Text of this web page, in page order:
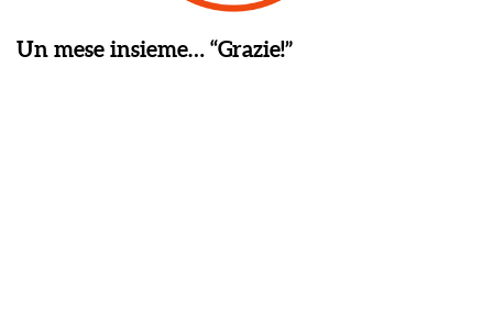
Un mese insieme… “Grazie!”